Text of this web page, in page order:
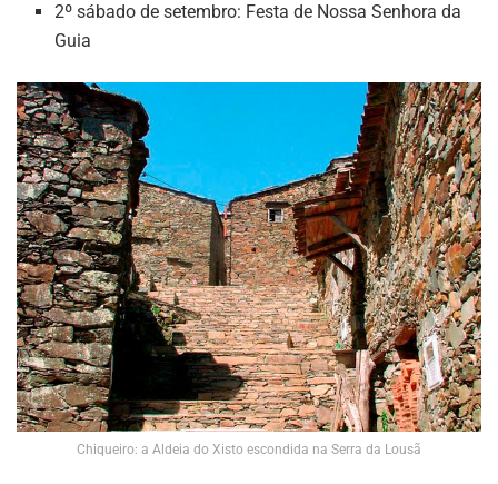
2º sábado de setembro: Festa de Nossa Senhora da
Guia
Chiqueiro: a Aldeia do Xisto escondida na Serra da Lousã